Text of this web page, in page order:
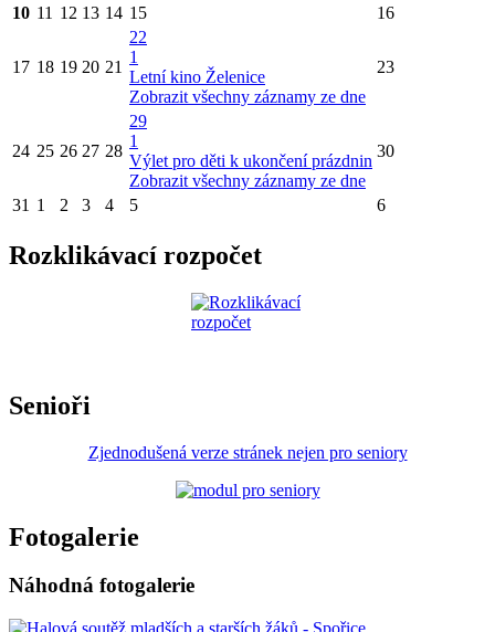
10 11 12 13 14 15 16
17 18 19 20 21
22
1
Letní kino Želenice
Zobrazit všechny záznamy ze dne
23
24 25 26 27 28
29
1
Výlet pro děti k ukončení prázdnin
Zobrazit všechny záznamy ze dne
30
31 1 2 3 4 5 6
Rozklikávací rozpočet
Senioři
Zjednodušená verze stránek nejen pro seniory
Fotogalerie
Náhodná fotogalerie